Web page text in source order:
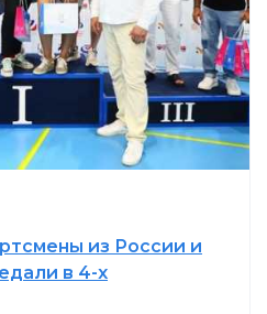
из России и
в 4-х